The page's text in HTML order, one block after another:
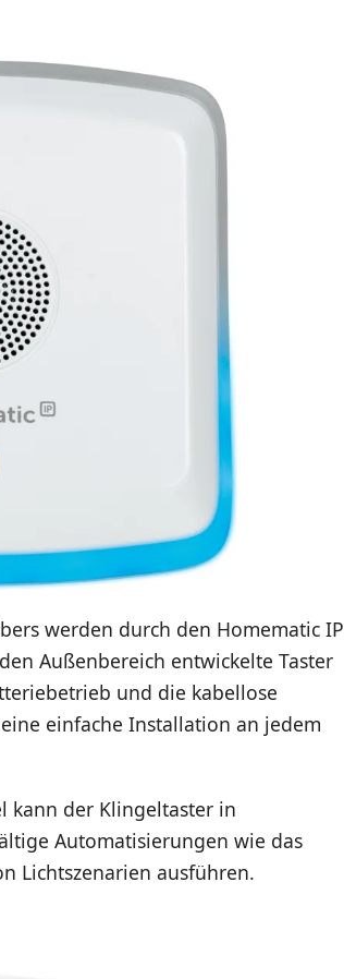
werden durch den Homematic IP
Außenbereich entwickelte Taster
und die kabellose
einfache Installation an jedem
kann der Klingeltaster in
Automatisierungen wie das
Lichtszenarien ausführen.